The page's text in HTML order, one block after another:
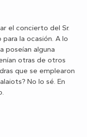
el concierto del Sr.
la ocasión. A lo
poseían alguna
otras de otros
que se emplearon
No lo sé. En